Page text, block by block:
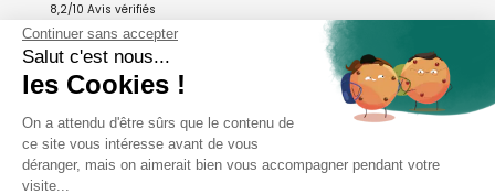
8,2/10 Avis vérifiés
L'Appli Phox
A propos de Phox
Services et garanties
Continuer sans accepter
Salut c'est nous...
les Cookies !
On a attendu d'être sûrs que le contenu de
ce site vous intéresse avant de vous
déranger, mais on aimerait bien vous accompagner pendant votre
visite...